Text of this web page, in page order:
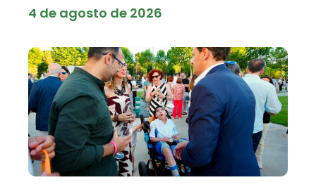
4 de agosto de 2026